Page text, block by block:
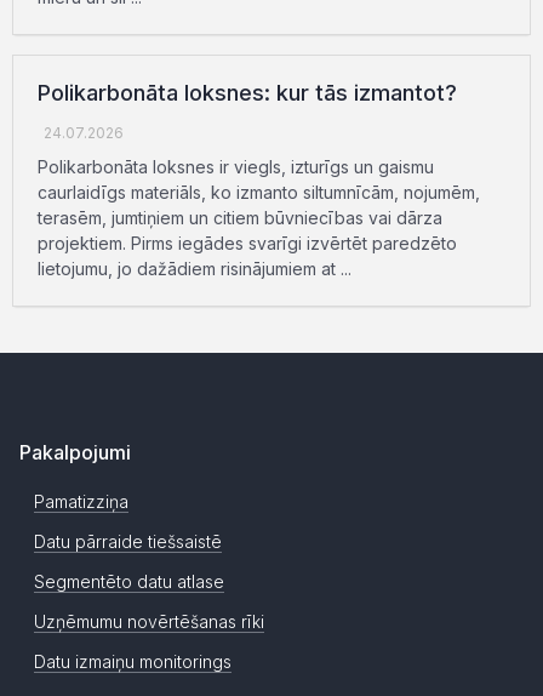
Polikarbonāta loksnes: kur tās izmantot?
24.07.2026
Polikarbonāta loksnes ir viegls, izturīgs un gaismu
caurlaidīgs materiāls, ko izmanto siltumnīcām, nojumēm,
terasēm, jumtiņiem un citiem būvniecības vai dārza
projektiem. Pirms iegādes svarīgi izvērtēt paredzēto
lietojumu, jo dažādiem risinājumiem at ...
Pakalpojumi
Pamatizziņa
Datu pārraide tiešsaistē
Segmentēto datu atlase
Uzņēmumu novērtēšanas rīki
Datu izmaiņu monitorings